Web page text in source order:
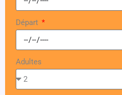
Départ
Adultes